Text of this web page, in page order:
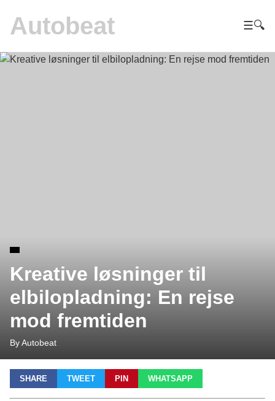
Autobeat ☰🔍
Kreative løsninger til
elbilopladning: En rejse
mod fremtiden
By Autobeat
SHARE TWEET PIN WHATSAPP